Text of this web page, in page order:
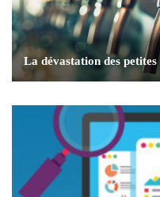
La dévastation des